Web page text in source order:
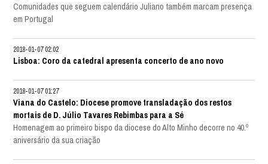
Comunidades que seguem calendário Juliano também marcam presença
em Portugal
2018-01-07 02:02
Lisboa: Coro da catedral apresenta concerto de ano novo
2018-01-07 01:27
Viana do Castelo: Diocese promove transladação dos restos
mortais de D. Júlio Tavares Rebimbas para a Sé
Homenagem ao primeiro bispo da diocese do Alto Minho decorre no 40.º
aniversário da sua criação